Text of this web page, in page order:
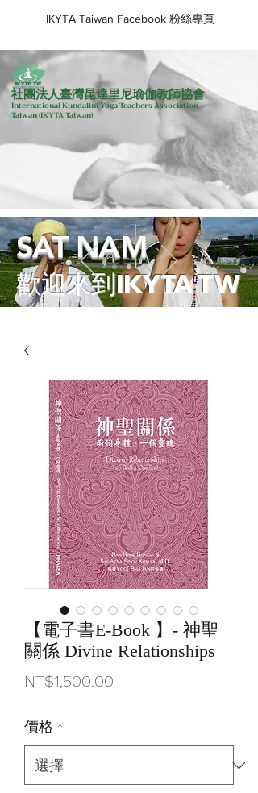
IKYTA Taiwan Facebook 粉絲專頁
社團法人臺灣昆達里尼瑜伽教師協會
International Kundalini Yoga Teachers Association
Taiwan(IKYTA Taiwan)
SAT NAM
歡迎來到IKYTA TW
【電子書E-Book 】- 神聖
關係 Divine Relationships
NT$1,500.00
價格 *